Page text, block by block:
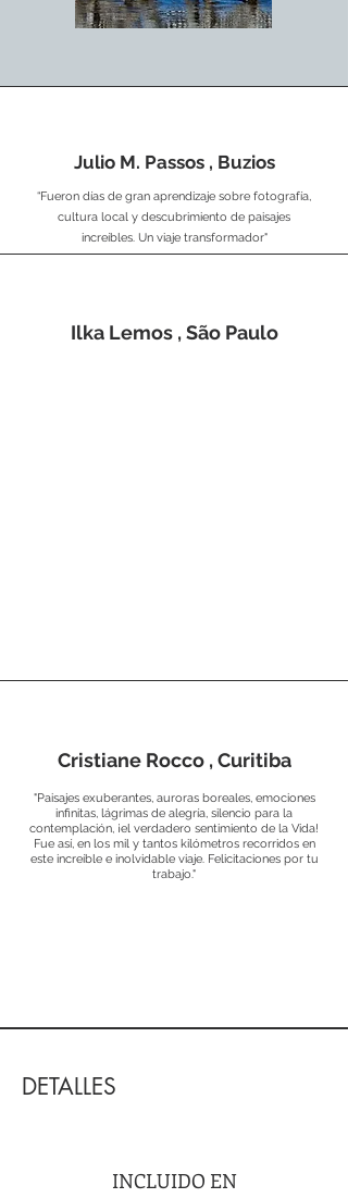
Julio M. Passos , Buzios
“Fueron días de gran aprendizaje sobre fotografía,
cultura local y descubrimiento de paisajes
increíbles. Un viaje transformador"
Ilka Lemos , São Paulo
Cristiane Rocco , Curitiba
"Paisajes exuberantes, auroras boreales, emociones
infinitas, lágrimas de alegría, silencio para la
contemplación, ¡el verdadero sentimiento de la Vida!
Fue así, en los mil y tantos kilómetros recorridos en
este increíble e inolvidable viaje. Felicitaciones por tu
trabajo."
DETALLES
INCLUIDO EN